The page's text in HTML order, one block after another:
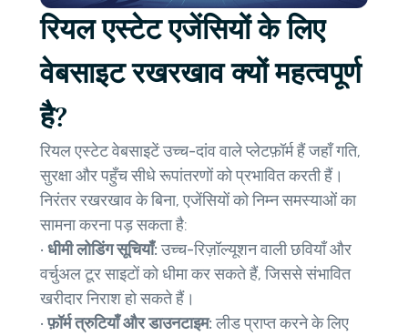
रियल एस्टेट एजेंसियों के लिए
वेबसाइट रखरखाव क्यों महत्वपूर्ण
है?
रियल एस्टेट वेबसाइटें उच्च-दांव वाले प्लेटफ़ॉर्म हैं जहाँ गति,
सुरक्षा और पहुँच सीधे रूपांतरणों को प्रभावित करती हैं।
निरंतर रखरखाव के बिना, एजेंसियों को निम्न समस्याओं का
सामना करना पड़ सकता है:
• धीमी लोडिंग सूचियाँ:उच्च-रिज़ॉल्यूशन वाली छवियाँ और
वर्चुअल टूर साइटों को धीमा कर सकते हैं, जिससे संभावित
खरीदार निराश हो सकते हैं।
•फ़ॉर्म त्रुटियाँ और डाउनटाइम:लीड प्राप्त करने के लिए